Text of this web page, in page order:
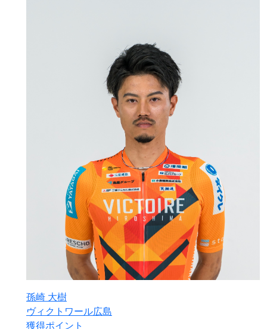
孫崎 大樹
ヴィクトワール広島
獲得ポイント